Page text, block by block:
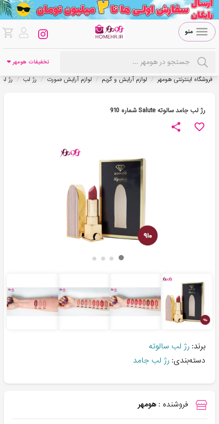
منو
تخفیفات هومهر ❤
فروشگاه اینترنتی هومهر / لوازم آرایش و گریم / لوازم آرایش صورت / رژ لب / رژ
رژ لب جامد سالوته Salute شماره 910
برند: رژ لب سالوته
دسته‌بندی: رژ لب جامد
فروشنده : هومهر